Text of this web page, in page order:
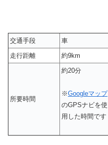
交通手段 車
走行距離
約9km
所要時間
約20分
※Googleマップ
のGPSナビを使
用した時間です